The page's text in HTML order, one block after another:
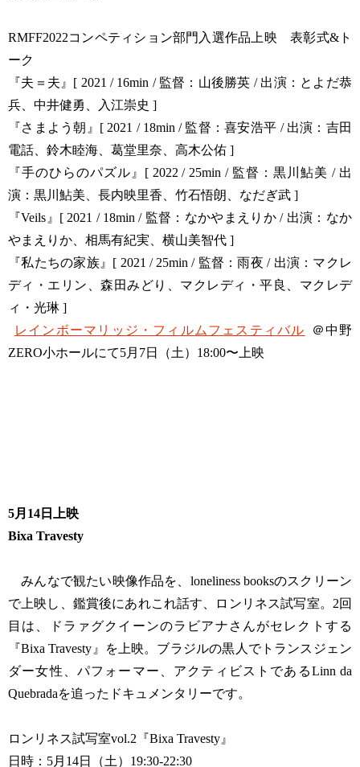
RMFF2022コンペティション部門入選作品上映 表彰式&ト
ーク
『夫＝夫』[ 2021 / 16min / 監督：山後勝英 / 出演：とよだ恭
兵、中井健勇、入江崇史 ]
『さまよう朝』[ 2021 / 18min / 監督：喜安浩平 / 出演：吉田
電話、鈴木睦海、葛堂里奈、高木公佑 ]
『手のひらのパズル』[ 2022 / 25min / 監督：黒川鮎美 / 出
演：黒川鮎美、長内映里香、竹石悟朗、なだぎ武 ]
『Veils』[ 2021 / 18min / 監督：なかやまえりか / 出演：なか
やまえりか、相馬有紀実、横山美智代 ]
『私たちの家族』[ 2021 / 25min / 監督：雨夜 / 出演：マクレ
ディ・エリン、森田みどり、マクレディ・平良、マクレデ
ィ・光琳 ]
レインボーマリッジ・フィルムフェスティバル
＠中野
ZERO小ホールにて5月7日（土）18:00〜上映
5月14日上映
Bixa Travesty
みんなで観たい映像作品を、loneliness booksのスクリーン
で上映し、鑑賞後にあれこれ話す、ロンリネス試写室。2回
目は、ドラァグクイーンのラビアナさんがセレクトする
『Bixa Travesty』を上映。ブラジルの黒人でトランスジェン
ダー女性、パフォーマー、アクティビストであるLinn da
Quebradaを追ったドキュメンタリーです。
ロンリネス試写室vol.2『Bixa Travesty』
日時：5月14日（土）19:30-22:30